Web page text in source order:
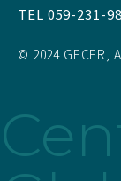
TEL 059-231-
© 2024 GECER,